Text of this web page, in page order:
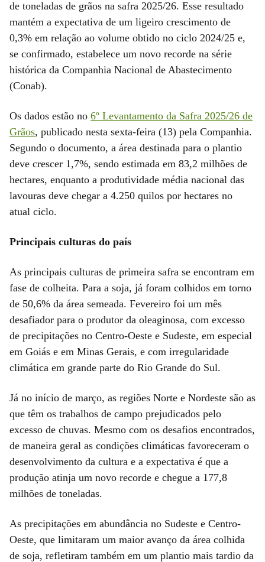
de toneladas de grãos na safra 2025/26. Esse resultado
mantém a expectativa de um ligeiro crescimento de
0,3% em relação ao volume obtido no ciclo 2024/25 e,
se confirmado, estabelece um novo recorde na série
histórica da Companhia Nacional de Abastecimento
(Conab).
Os dados estão no 6º Levantamento da Safra 2025/26 de
Grãos, publicado nesta sexta-feira (13) pela Companhia.
Segundo o documento, a área destinada para o plantio
deve crescer 1,7%, sendo estimada em 83,2 milhões de
hectares, enquanto a produtividade média nacional das
lavouras deve chegar a 4.250 quilos por hectares no
atual ciclo.
Principais culturas do país
As principais culturas de primeira safra se encontram em
fase de colheita. Para a soja, já foram colhidos em torno
de 50,6% da área semeada. Fevereiro foi um mês
desafiador para o produtor da oleaginosa, com excesso
de precipitações no Centro-Oeste e Sudeste, em especial
em Goiás e em Minas Gerais, e com irregularidade
climática em grande parte do Rio Grande do Sul.
Já no início de março, as regiões Norte e Nordeste são as
que têm os trabalhos de campo prejudicados pelo
excesso de chuvas. Mesmo com os desafios encontrados,
de maneira geral as condições climáticas favoreceram o
desenvolvimento da cultura e a expectativa é que a
produção atinja um novo recorde e chegue a 177,8
milhões de toneladas.
As precipitações em abundância no Sudeste e Centro-
Oeste, que limitaram um maior avanço da área colhida
de soja, refletiram também em um plantio mais tardio da